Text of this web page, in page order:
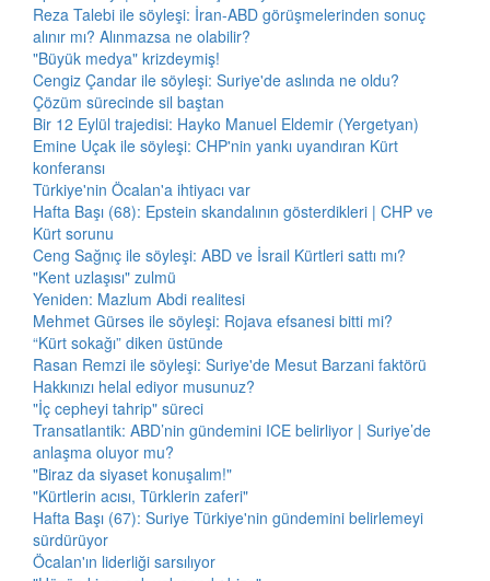
Reza Talebi ile söyleşi: İran-ABD görüşmelerinden sonuç
alınır mı? Alınmazsa ne olabilir?
"Büyük medya" krizdeymiş!
Cengiz Çandar ile söyleşi: Suriye'de aslında ne oldu?
Çözüm sürecinde sil baştan
Bir 12 Eylül trajedisi: Hayko Manuel Eldemir (Yergetyan)
Emine Uçak ile söyleşi: CHP'nin yankı uyandıran Kürt
konferansı
Türkiye'nin Öcalan'a ihtiyacı var
Hafta Başı (68): Epstein skandalının gösterdikleri | CHP ve
Kürt sorunu
Ceng Sağnıç ile söyleşi: ABD ve İsrail Kürtleri sattı mı?
"Kent uzlaşısı" zulmü
Yeniden: Mazlum Abdi realitesi
Mehmet Gürses ile söyleşi: Rojava efsanesi bitti mi?
“Kürt sokağı” diken üstünde
Rasan Remzi ile söyleşi: Suriye'de Mesut Barzani faktörü
Hakkınızı helal ediyor musunuz?
"İç cepheyi tahrip" süreci
Transatlantik: ABD’nin gündemini ICE belirliyor | Suriye’de
anlaşma oluyor mu?
"Biraz da siyaset konuşalım!"
"Kürtlerin acısı, Türklerin zaferi"
Hafta Başı (67): Suriye Türkiye'nin gündemini belirlemeyi
sürdürüyor
Öcalan'ın liderliği sarsılıyor